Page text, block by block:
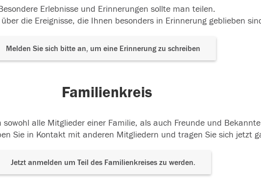
Erlebnisse und Erinnerungen sollte man teilen.
die Ereignisse, die Ihnen besonders in Erinnerung geblieben
Melden Sie sich bitte an, um eine Erinnerung zu schreiben
Familienkreis
alle Mitglieder einer Familie, als auch Freunde und
Sie in Kontakt mit anderen Mitgliedern und tragen Sie sich jetzt
Jetzt anmelden um Teil des Familienkreises zu werden.